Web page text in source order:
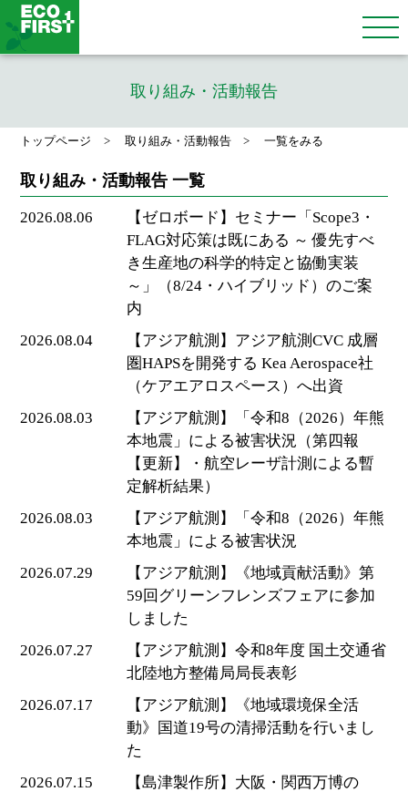
取り組み・活動報告
トップページ 取り組み・活動報告 一覧をみる
取り組み・活動報告 一覧
2026.08.06
【ゼロボード】セミナー「Scope3・
FLAG対応策は既にある ～ 優先すべ
き生産地の科学的特定と協働実装
～」（8/24・ハイブリッド）のご案
内
2026.08.04
【アジア航測】アジア航測CVC 成層
圏HAPSを開発する Kea Aerospace社
（ケアエアロスペース）へ出資
2026.08.03
【アジア航測】「令和8（2026）年熊
本地震」による被害状況（第四報
【更新】・航空レーザ計測による暫
定解析結果）
2026.08.03
【アジア航測】「令和8（2026）年熊
本地震」による被害状況
2026.07.29
【アジア航測】《地域貢献活動》第
59回グリーンフレンズフェアに参加
しました
2026.07.27
【アジア航測】令和8年度 国土交通省
北陸地方整備局局長表彰
2026.07.17
【アジア航測】《地域環境保全活
動》国道19号の清掃活動を行いまし
た
2026.07.15
【島津製作所】大阪・関西万博の